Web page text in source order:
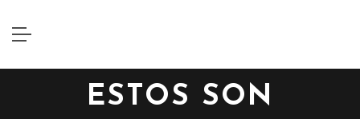
ESTOS SON